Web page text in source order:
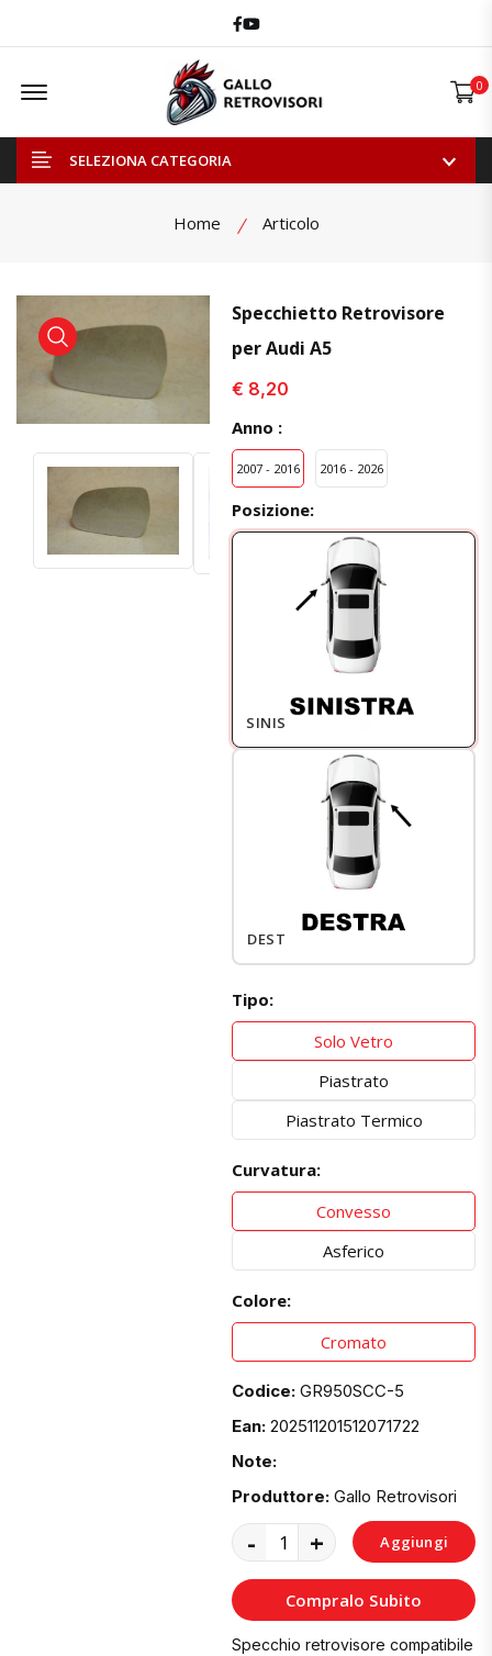
Facebook
Youtube
Offcanvas Menu Open 0
SELEZIONA CATEGORIA
Home Articolo
visualizza prodotto visualizza prodotto
Specchietto Retrovisore
per Audi A5
€ 8,20
Anno :
2007 - 2016 2016 - 2026
Posizione:
SINISTRO
DESTRO
Tipo:
Solo Vetro
Piastrato
Piastrato Termico
Curvatura:
Convesso
Asferico
Colore:
Cromato
Codice: GR950SCC-5
Ean: 202511201512071722
Note:
Produttore: Gallo Retrovisori
- + Aggiungi
al
Carrello
Compralo Subito
Specchio retrovisore compatibile